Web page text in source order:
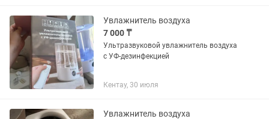
Увлажнитель воздуха
7 000 ₸
Ультразвуковой увлажнитель воздуха
с УФ-дезинфекцией
Кентау, 30 июля
Увлажнитель воздуха